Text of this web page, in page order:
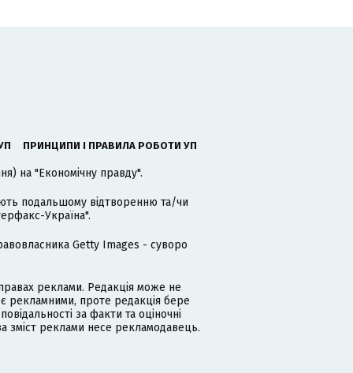
ПРИНЦИПИ І ПРАВИЛА РОБОТИ УП
на "Економічну правду".
подальшому відтворенню та/чи
Україна".
Getty Images - суворо
реклами. Редакція може не
рекламними, проте редакція бере
за факти та оціночні
зміст реклами несе рекламодавець.